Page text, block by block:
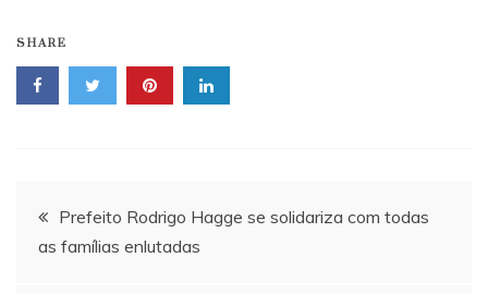
SHARE
Navegação
de
Prefeito Rodrigo Hagge se solidariza com todas
as famílias enlutadas